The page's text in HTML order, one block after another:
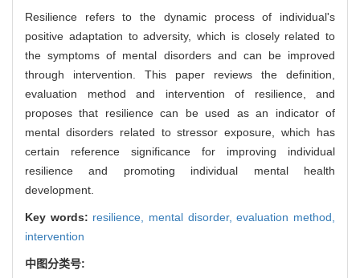
Resilience refers to the dynamic process of individual's
positive adaptation to adversity, which is closely related to
the symptoms of mental disorders and can be improved
through intervention. This paper reviews the definition,
evaluation method and intervention of resilience, and
proposes that resilience can be used as an indicator of
mental disorders related to stressor exposure, which has
certain reference significance for improving individual
resilience and promoting individual mental health
development.
Key words: resilience, mental disorder,evaluation method,
intervention
中图分类号: